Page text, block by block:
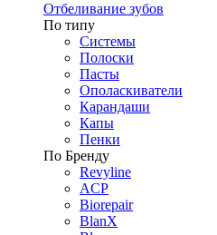
Отбеливание зубов
По типу
Системы
Полоски
Пасты
Ополаскиватели
Карандаши
Капы
Пенки
По Бренду
Revyline
ACP
Biorepair
BlanX